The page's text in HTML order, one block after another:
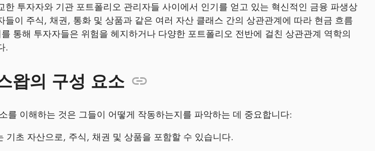
한 투자자와 기관 포트폴리오 관리자들 사이에서 인기를 얻고 있는 혁신적인 금융 파생상
들이 주식, 채권, 통화 및 상품과 같은 여러 자산 클래스 간의 상관관계에 따라 현금 흐름
통해 투자자들은 위험을 헤지하거나 다양한 포트폴리오 전반에 걸친 상관관계 역학의
.
왑의 구성 요소
를 이해하는 것은 그들이 어떻게 작동하는지를 파악하는 데 중요합니다:
기초 자산으로, 주식, 채권 및 상품을 포함할 수 있습니다.